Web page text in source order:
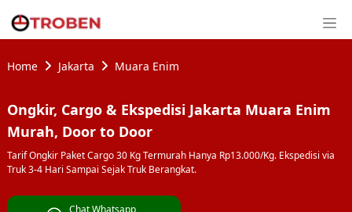
Home Jakarta Muara Enim
Ongkir, Cargo & Ekspedisi Jakarta Muara Enim
Murah, Door to Door
Tarif Ongkir Paket Cargo 30 Kg Termurah Hanya Rp13.000/Kg. Ekspedisi via
Truk 3-4 Hari Sampai Sejak Truk Berangkat.
Chat Whatsapp